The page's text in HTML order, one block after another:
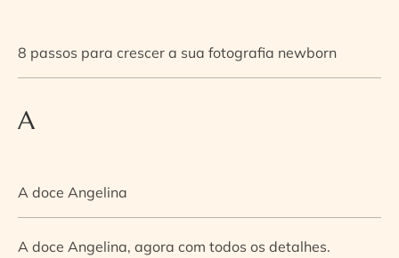
8 passos para crescer a sua fotografia newborn
A
A doce Angelina
A doce Angelina, agora com todos os detalhes.